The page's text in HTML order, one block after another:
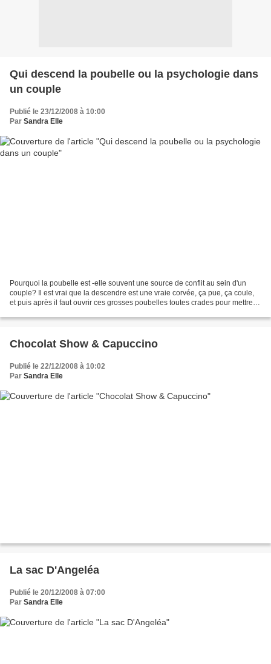
Qui descend la poubelle ou la psychologie dans
un couple
Publié le 23/12/2008 à 10:00
Par Sandra Elle
Pourquoi la poubelle est -elle souvent une source de conflit au sein d'un
couple? Il est vrai que la descendre est une vraie corvée, ça pue, ça coule,
et puis après il faut ouvrir ces grosses poubelles toutes crades pour mettre le
Chocolat Show & Capuccino
Publié le 22/12/2008 à 10:02
Par Sandra Elle
La sac D'Angeléa
Publié le 20/12/2008 à 07:00
Par Sandra Elle